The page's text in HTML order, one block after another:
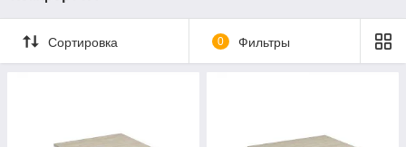
Сортировка 0 Фильтры